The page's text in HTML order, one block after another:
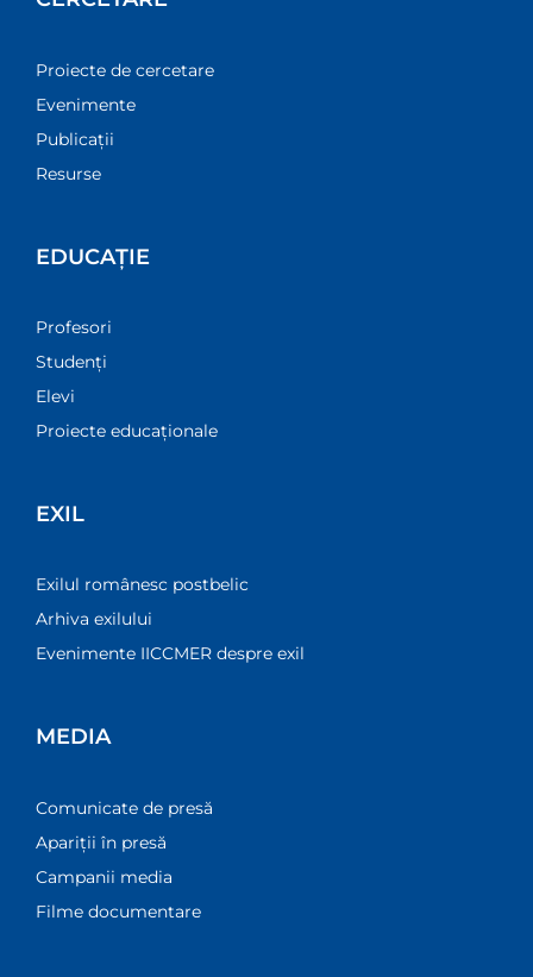
Proiecte de cercetare
Evenimente
Publicații
Resurse
EDUCAȚIE
Profesori
Studenți
Elevi
Proiecte educaționale
EXIL
Exilul românesc postbelic
Arhiva exilului
Evenimente IICCMER despre exil
MEDIA
Comunicate de presă
Apariții în presă
Campanii media
Filme documentare